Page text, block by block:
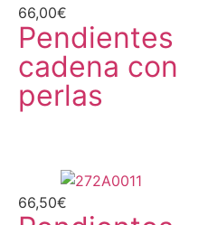
66,00€
Pendientes
cadena con
perlas
66,50€